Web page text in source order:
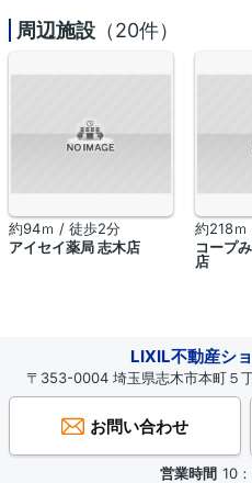
周辺施設 （20件）
約94ｍ / 徒歩2分
アイセイ薬局 志木店
約218
コープ
店
LIXIL不動産シ
〒353-0004 埼玉県志木市本町５
お問い合わせ
営業時間 10